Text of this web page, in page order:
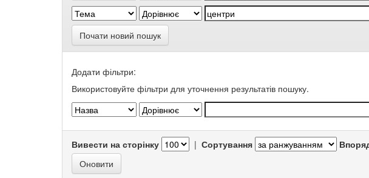
Почати новий пошук
Додати фільтри:
Використовуйте фільтри для уточнення результатів пошуку.
Вивести на сторінку | Сортування